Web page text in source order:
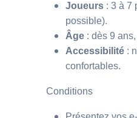
Joueurs: 3 à 7
possible).
Âge: dès 9
Accessibilité:
confortables.
Conditions